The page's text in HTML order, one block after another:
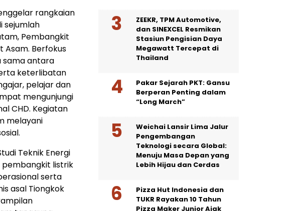
rangkaian
sejumlah
Pembangkit
Asam. Berfokus
sama antara
keterlibatan
pelajar dan
mengunjungi
CHD. Kegiatan
melayani
Teknik Energi
pembangkit listrik
serta
asal Tiongkok
ZEEKR, TPM Automotive,
dan SINEXCEL Resmikan
Stasiun Pengisian Daya
Megawatt Tercepat di
Thailand
Pakar Sejarah PKT: Gansu
Berperan Penting dalam
“Long March”
Weichai Lansir Lima Jalur
Pengembangan
Teknologi secara Global:
Menuju Masa Depan yang
Lebih Hijau dan Cerdas
Pizza Hut Indonesia dan
TUKR Rayakan 10 Tahun
Pizza Maker Junior Ajak